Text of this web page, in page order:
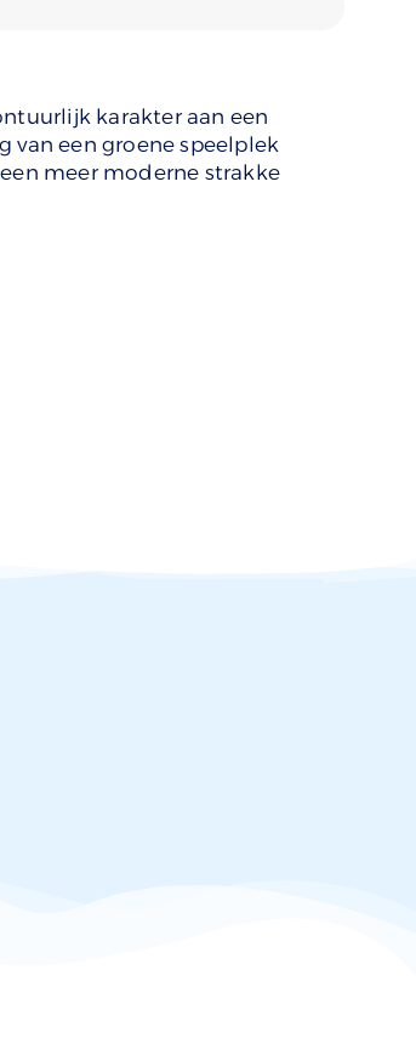
karakter aan een
van een groene speelplek
meer moderne strakke